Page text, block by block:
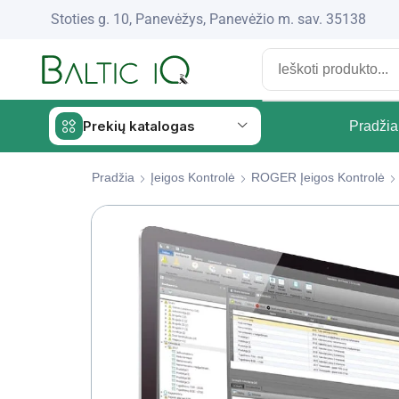
Stoties g. 10, Panevėžys, Panevėžio m. sav. 35138
Prekių katalogas Pradžia
Pradžia Įeigos Kontrolė ROGER Įeigos Kontrolė